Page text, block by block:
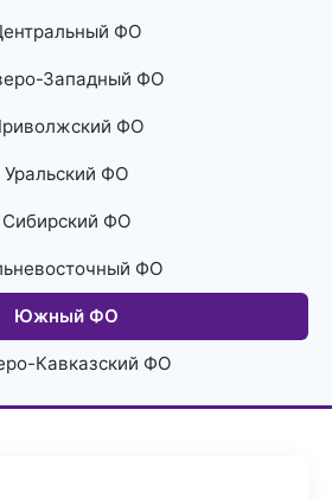
ФО
Западный ФО
ФО
Уральский ФО
Сибирский ФО
ФО
Южный ФО
Кавказский ФО